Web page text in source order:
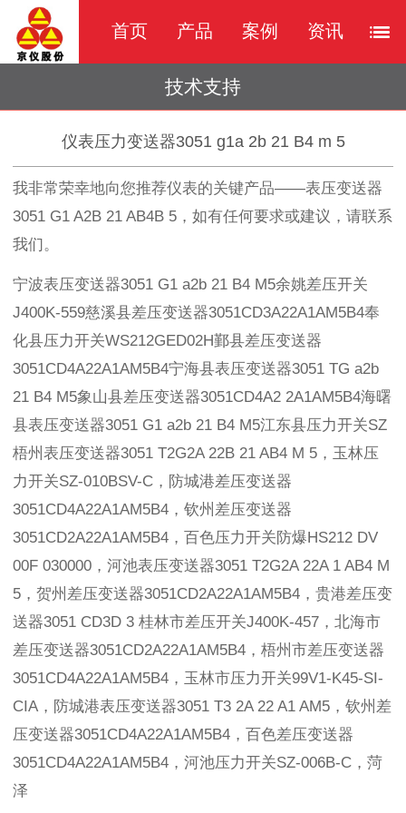
首页 产品 案例 资讯
技术支持
仪表压力变送器3051 g1a 2b 21 B4 m 5
我非常荣幸地向您推荐仪表的关键产品——表压变送器
3051 G1 A2B 21 AB4B 5，如有任何要求或建议，请联系
我们。
宁波表压变送器3051 G1 a2b 21 B4 M5余姚差压开关
J400K-559慈溪县差压变送器3051CD3A22A1AM5B4奉
化县压力开关WS212GED02H鄞县差压变送器
3051CD4A22A1AM5B4宁海县表压变送器3051 TG a2b
21 B4 M5象山县差压变送器3051CD4A2 2A1AM5B4海曙
县表压变送器3051 G1 a2b 21 B4 M5江东县压力开关SZ
梧州表压变送器3051 T2G2A 22B 21 AB4 M 5，玉林压
力开关SZ-010BSV-C，防城港差压变送器
3051CD4A22A1AM5B4，钦州差压变送器
3051CD2A22A1AM5B4，百色压力开关防爆HS212 DV
00F 030000，河池表压变送器3051 T2G2A 22A 1 AB4 M
5，贺州差压变送器3051CD2A22A1AM5B4，贵港差压变
送器3051 CD3D 3 桂林市差压开关J400K-457，北海市
差压变送器3051CD2A22A1AM5B4，梧州市差压变送器
3051CD4A22A1AM5B4，玉林市压力开关99V1-K45-SI-
CIA，防城港表压变送器3051 T3 2A 22 A1 AM5，钦州差
压变送器3051CD4A22A1AM5B4，百色差压变送器
3051CD4A22A1AM5B4，河池压力开关SZ-006B-C，菏
泽